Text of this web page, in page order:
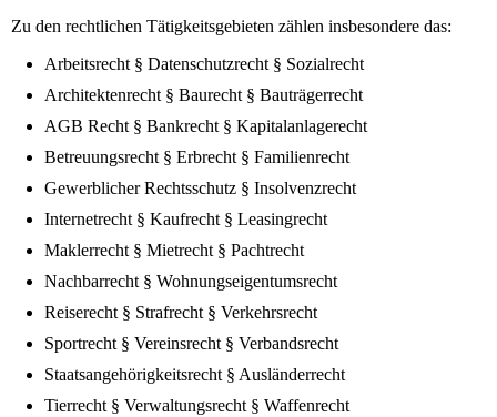
Zu den rechtlichen Tätigkeitsgebieten zählen insbesondere das:
Arbeitsrecht § Datenschutzrecht § Sozialrecht
Architektenrecht § Baurecht § Bauträgerrecht
AGB Recht § Bankrecht § Kapitalanlagerecht
Betreuungsrecht § Erbrecht § Familienrecht
Gewerblicher Rechtsschutz § Insolvenzrecht
Internetrecht § Kaufrecht § Leasingrecht
Maklerrecht § Mietrecht § Pachtrecht
Nachbarrecht § Wohnungseigentumsrecht
Reiserecht § Strafrecht § Verkehrsrecht
Sportrecht § Vereinsrecht § Verbandsrecht
Staatsangehörigkeitsrecht § Ausländerrecht
Tierrecht § Verwaltungsrecht § Waffenrecht